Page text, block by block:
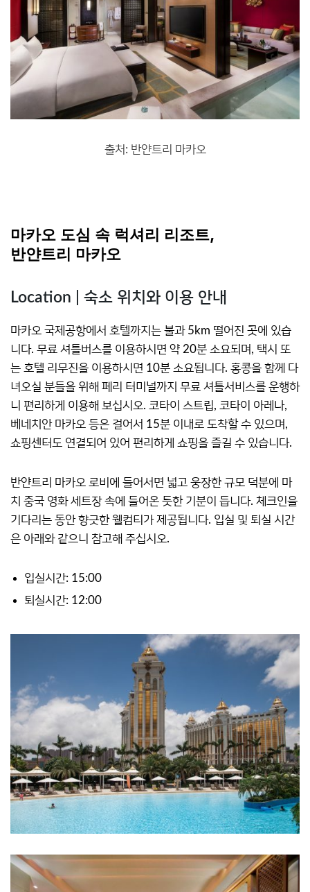
출처: 반얀트리 마카오
마카오 도심 속 럭셔리 리조트,
반얀트리 마카오
Location | 숙소 위치와 이용 안내
마카오 국제공항에서 호텔까지는 불과 5km 떨어진 곳에 있습
니다. 무료 셔틀버스를 이용하시면 약 20분 소요되며, 택시 또
는 호텔 리무진을 이용하시면 10분 소요됩니다. 홍콩을 함께 다
녀오실 분들을 위해 페리 터미널까지 무료 셔틀서비스를 운행하
니 편리하게 이용해 보십시오. 코타이 스트립, 코타이 아레나,
베네치안 마카오 등은 걸어서 15분 이내로 도착할 수 있으며,
쇼핑센터도 연결되어 있어 편리하게 쇼핑을 즐길 수 있습니다.
반얀트리 마카오 로비에 들어서면 넓고 웅장한 규모 덕분에 마
치 중국 영화 세트장 속에 들어온 듯한 기분이 듭니다. 체크인을
기다리는 동안 향긋한 웰컴티가 제공됩니다. 입실 및 퇴실 시간
은 아래와 같으니 참고해 주십시오.
입실시간: 15:00
퇴실시간: 12:00